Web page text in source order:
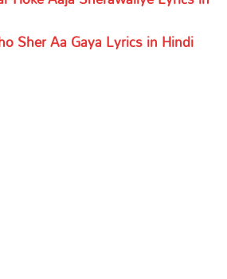
Sher Aa Gaya Lyrics in Hindi